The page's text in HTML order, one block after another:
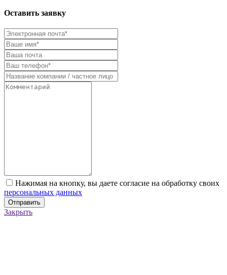
Оставить заявку
Нажимая на кнопку, вы даете согласие на обработку своих
персональных данных
Отправить
Закрыть